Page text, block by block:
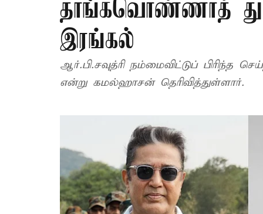
தாங்கவொண்ணாத்
இரங்கல்
ஆர்.பி.சவுத்ரி நம்மைவிட்டுப் பிரிந்த
என்று கமல்ஹாசன் தெரிவித்துள்ளார்.